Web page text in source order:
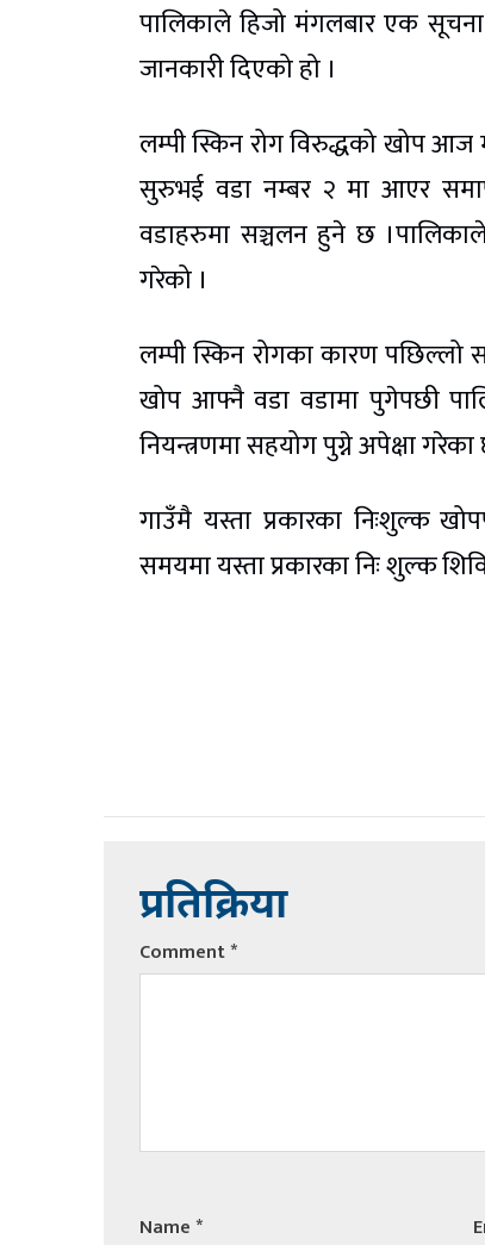
पालिकाले हिजो मंगलबार एक
जानकारी दिएको हो ।
लम्पी स्किन रोग विरुद्धको खोप
सुरुभई वडा नम्बर २ मा आएर
वडाहरुमा सञ्चलन हुने छ
गरेको ।
लम्पी स्किन रोगका कारण
खोप आफ्नै वडा वडामा पुगेपछी
नियन्त्रणमा सहयोग पुग्ने अपेक्षा
गाउँमै यस्ता प्रकारका निःशुल्क
समयमा यस्ता प्रकारका निः शुल्क
प्रतिक्रिया
Comment*
Name*